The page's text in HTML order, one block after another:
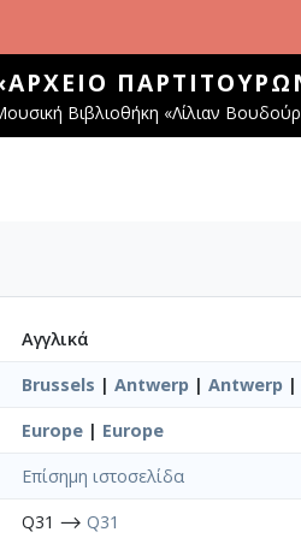
Βιβλιοθήκη «Λίλιαν
Αγγλικά
Brussels | Antwerp | Antwerp |
Europe | Europe
Επίσημη ιστοσελίδα
Q31 ⟶ Q31